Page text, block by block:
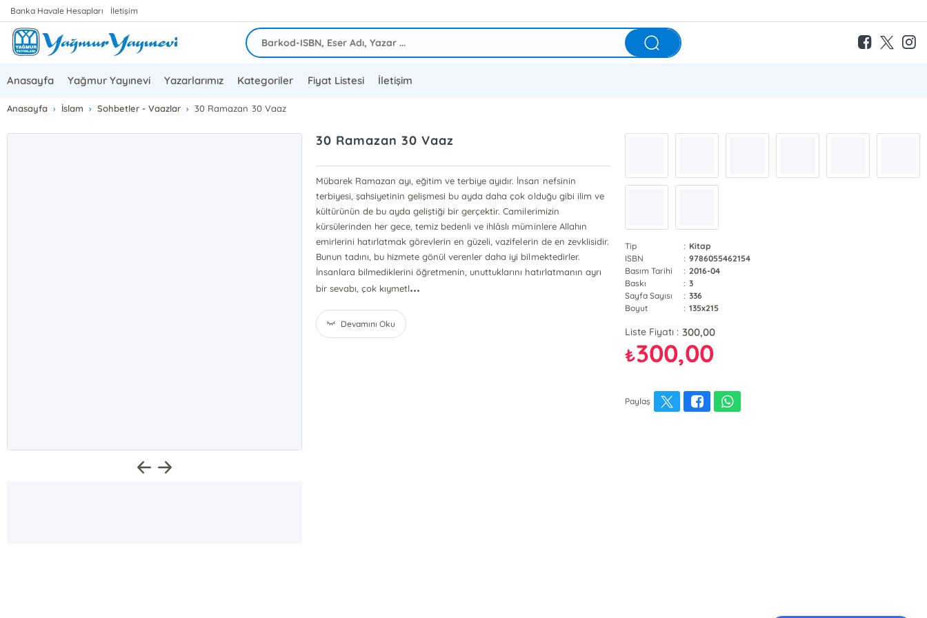
Banka Havale Hesapları İletişim
Anasayfa Yağmur Yayınevi Yazarlarımız Kategoriler Fiyat Listesi İletişim
Anasayfa İslam Sohbetler - Vaazlar 30 Ramazan 30 Vaaz
30 Ramazan 30 Vaaz
Mübarek Ramazan ayı, eğitim ve terbiye ayıdır. İnsan nefsinin
terbiyesi, şahsiyetinin gelişmesi bu ayda daha çok olduğu gibi ilim ve
kültürünün de bu ayda geliştiği bir gerçektir. Camilerimizin
kürsülerinden her gece, temiz bedenli ve ihlâslı müminlere Allahın
emirlerini hatırlatmak görevlerin en güzeli, vazifelerin de en zevklisidir.
Bunun tadını, bu hizmete gönül verenler daha iyi bilmektedirler.
İnsanlara bilmediklerini öğretmenin, unuttuklarını hatırlatmanın ayrı
bir sevabı, çok kıymetl...
Devamını Oku
Tip : Kitap
ISBN
: 9786055462154
Basım Tarihi
: 2016-04
Baskı
: 3
Sayfa Sayısı
: 336
Boyut
: 135x215
Liste Fiyatı : 300,00
₺300,00
Paylaş